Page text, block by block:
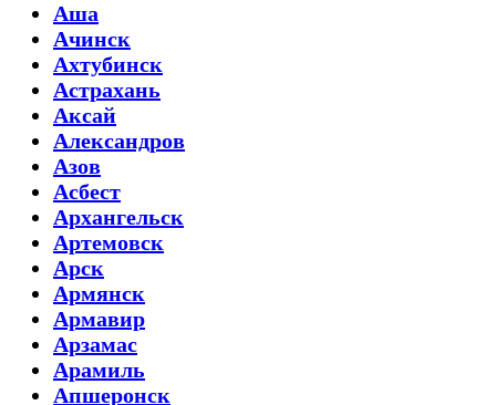
Аша
Ачинск
Ахтубинск
Астрахань
Аксай
Александров
Азов
Асбест
Архангельск
Артемовск
Арск
Армянск
Армавир
Арзамас
Арамиль
Апшеронск